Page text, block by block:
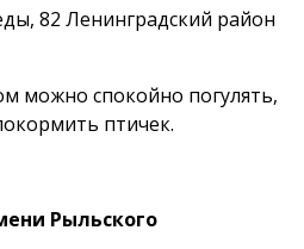
82 Ленинградский район
можно спокойно погулять,
птичек.
Рыльского